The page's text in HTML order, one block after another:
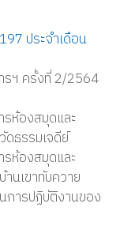
ประจำเดือน
รฯ ครั้งที่ 2/2564
ห้องสมุดและ
ธรรมเจดีย์
ห้องสมุดและ
นเขาทับควาย
การปฏิบัติงานของ